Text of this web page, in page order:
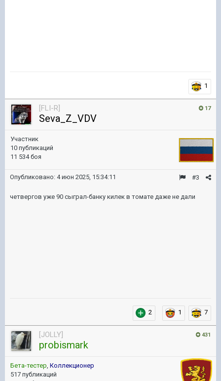
1
17
[FLI-R]
Seva_Z_VDV
Участник
10 публикаций
11 534 боя
#3
Опубликовано: 4 июн 2025, 15:34:11
четвергов уже 90 сыграл-банку килек в томате даже не дали
2 1 7
431
[JOLLY]
probismark
Бета-тестер, Коллекционер
517 публикаций